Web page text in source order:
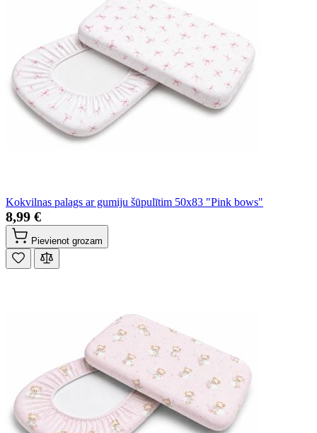
Kokvilnas palags ar gumiju šūpulītim 50x83 "Pink bows"
8,99 €
Pievienot grozam